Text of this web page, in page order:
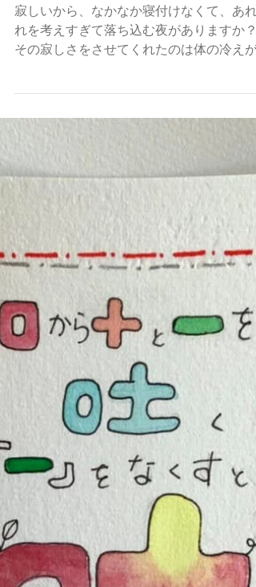
寂しなぁ〜と感じる人にどう
寂しいから、なかなか寝付けなくて、あれ
れを考えすぎて落ち込む夜がありますか？
その寂しさをさせてくれたのは体の冷えが
つの原因になります。 人間の体は 体温を
一定に保つため、自律神経が働いています
自律神経とは、活動中や緊張しているとき
作動する交感神経と心と体を休ませる...